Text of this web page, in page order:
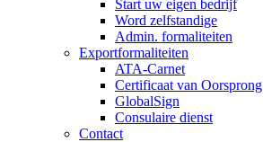
Start uw eigen bedrijf
Word zelfstandige
Admin. formaliteiten
Exportformaliteiten
ATA-Carnet
Certificaat van Oorsprong
GlobalSign
Consulaire dienst
Contact